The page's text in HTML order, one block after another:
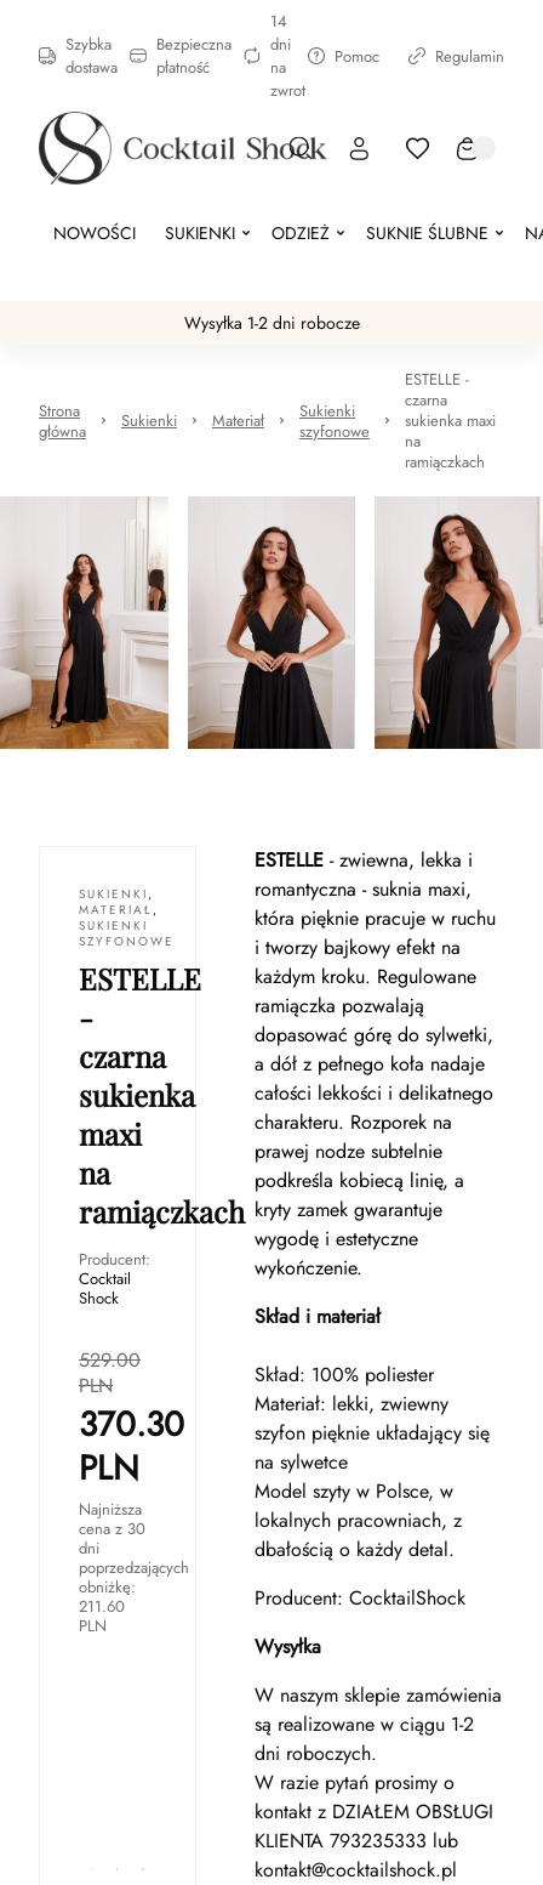
Szybka
dostawa
Bezpieczna
płatność
14
dni
na
zwrot
Pomoc Regulamin
NOWOŚCI SUKIENKI ODZIEŻ SUKNIE ŚLUBNE
Wysyłka 1-2 dni robocze
Strona
główna
Sukienki Materiał
Sukienki
szyfonowe
ESTELLE -
czarna
sukienka maxi
na
ramiączkach
SUKIENKI ,
MATERIAŁ ,
SUKIENKI
SZYFONOWE
ESTELLE
-
czarna
sukienka
maxi
na
ramiączkach
Producent:
Cocktail
Shock
529.00
PLN
370.30
PLN
Najniższa
cena z 30
dni
poprzedzających
obniżkę:
211.60
PLN
ESTELLE - zwiewna, lekka i
romantyczna - suknia maxi,
która pięknie pracuje w ruchu
i tworzy bajkowy efekt na
każdym kroku. Regulowane
ramiączka pozwalają
dopasować górę do sylwetki,
a dół z pełnego koła nadaje
całości lekkości i delikatnego
charakteru. Rozporek na
prawej nodze subtelnie
podkreśla kobiecą linię, a
kryty zamek gwarantuje
wygodę i estetyczne
wykończenie.
Skład i materiał
Skład: 100% poliester
Materiał: lekki, zwiewny
szyfon pięknie układający się
na sylwetce
Model szyty w Polsce, w
lokalnych pracowniach, z
dbałością o każdy detal.
Producent: CocktailShock
Wysyłka
W naszym sklepie zamówienia
są realizowane w ciągu 1-2
dni roboczych.
W razie pytań prosimy o
kontakt z DZIAŁEM OBSŁUGI
KLIENTA 793235333 lub
kontakt@cocktailshock.pl